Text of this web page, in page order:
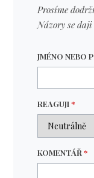
Prosíme
Názory se
JMÉNO NEBO
REAGUJI*
KOMENTÁŘ*